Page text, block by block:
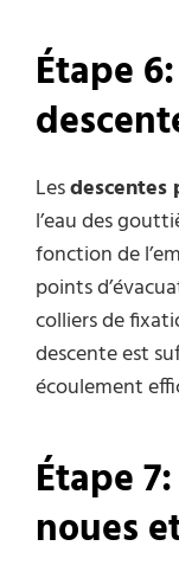
Étape
Lesdescentes
l’eau des
fonction de
points
colliers de
descente est
écoulement
Étape
noues